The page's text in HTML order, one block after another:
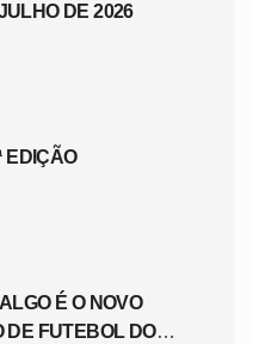
DE 2026
EDIÇÃO
É O NOVO
DE FUTEBOL DO